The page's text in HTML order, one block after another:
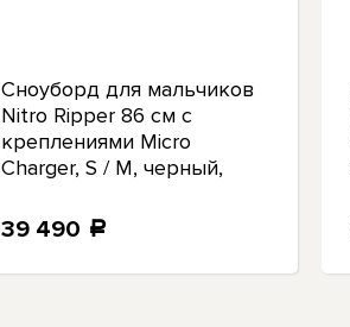
Сноуборд для мальчиков
Nitro Ripper 86 см с
креплениями Micro
Charger, S / M, черный,
39 490 a